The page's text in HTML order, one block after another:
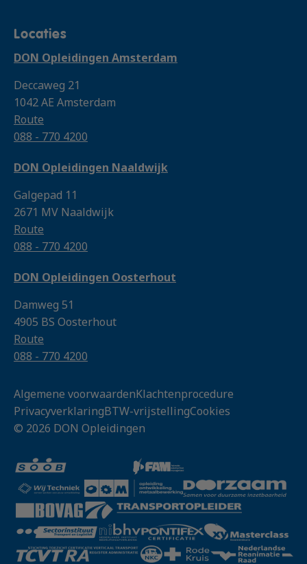
Locaties
DON Opleidingen Amsterdam
Deccaweg 21
1042 AE Amsterdam
Route
088 - 770 4200
DON Opleidingen Naaldwijk
Galgepad 11
2671 MV Naaldwijk
Route
088 - 770 4200
DON Opleidingen Oosterhout
Damweg 51
4905 BS Oosterhout
Route
088 - 770 4200
© 2026 DON Opleidingen
Algemene voorwaardenKlachtenprocedure
PrivacyverklaringBTW-vrijstellingCookies